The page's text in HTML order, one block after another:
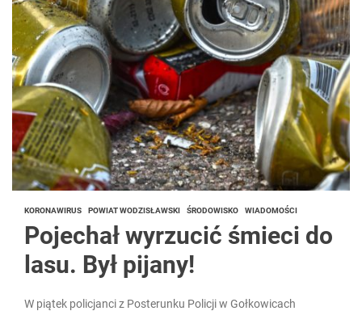
KORONAWIRUS POWIAT WODZISŁAWSKI ŚRODOWISKO WIADOMOŚCI
Pojechał wyrzucić śmieci do
lasu. Był pijany!
W piątek policjanci z Posterunku Policji w Gołkowicach